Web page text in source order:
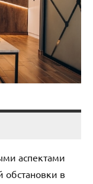
аспектами
обстановки в